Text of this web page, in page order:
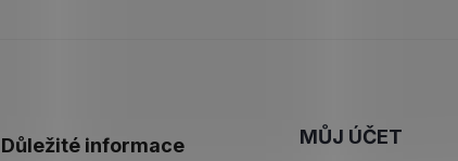
Důležité informace
MŮJ ÚČET